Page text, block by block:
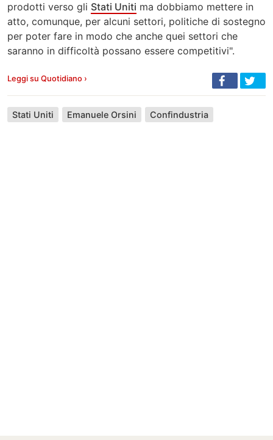
prodotti verso gli Stati Uniti ma dobbiamo mettere in
atto, comunque, per alcuni settori, politiche di sostegno
per poter fare in modo che anche quei settori che
saranno in difficoltà possano essere competitivi".
Leggi su Quotidiano ›
Stati Uniti Emanuele Orsini Confindustria